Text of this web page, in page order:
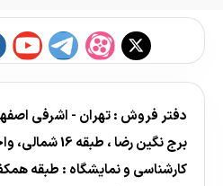
دفتر فروش : تهران - اشرفی
برج نگین رضا ، طبقه 16 شمالی، واحد 1602
کارشناسی و نمایشگاه : طبقه